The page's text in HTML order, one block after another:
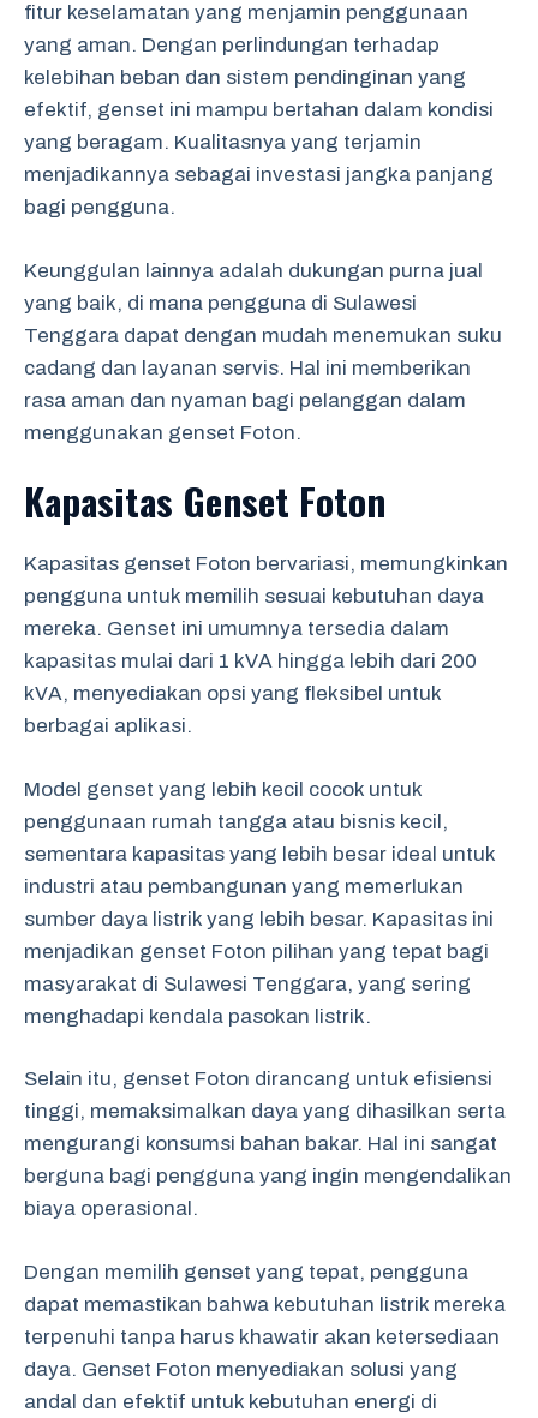
fitur keselamatan yang menjamin penggunaan
yang aman. Dengan perlindungan terhadap
kelebihan beban dan sistem pendinginan yang
efektif, genset ini mampu bertahan dalam kondisi
yang beragam. Kualitasnya yang terjamin
menjadikannya sebagai investasi jangka panjang
bagi pengguna.
Keunggulan lainnya adalah dukungan purna jual
yang baik, di mana pengguna di Sulawesi
Tenggara dapat dengan mudah menemukan suku
cadang dan layanan servis. Hal ini memberikan
rasa aman dan nyaman bagi pelanggan dalam
menggunakan genset Foton.
Kapasitas Genset Foton
Kapasitas genset Foton bervariasi, memungkinkan
pengguna untuk memilih sesuai kebutuhan daya
mereka. Genset ini umumnya tersedia dalam
kapasitas mulai dari 1 kVA hingga lebih dari 200
kVA, menyediakan opsi yang fleksibel untuk
berbagai aplikasi.
Model genset yang lebih kecil cocok untuk
penggunaan rumah tangga atau bisnis kecil,
sementara kapasitas yang lebih besar ideal untuk
industri atau pembangunan yang memerlukan
sumber daya listrik yang lebih besar. Kapasitas ini
menjadikan genset Foton pilihan yang tepat bagi
masyarakat di Sulawesi Tenggara, yang sering
menghadapi kendala pasokan listrik.
Selain itu, genset Foton dirancang untuk efisiensi
tinggi, memaksimalkan daya yang dihasilkan serta
mengurangi konsumsi bahan bakar. Hal ini sangat
berguna bagi pengguna yang ingin mengendalikan
biaya operasional.
Dengan memilih genset yang tepat, pengguna
dapat memastikan bahwa kebutuhan listrik mereka
terpenuhi tanpa harus khawatir akan ketersediaan
daya. Genset Foton menyediakan solusi yang
andal dan efektif untuk kebutuhan energi di